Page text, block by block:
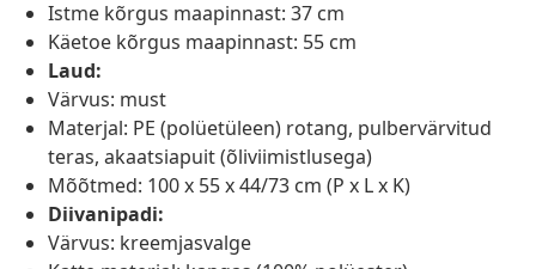
Istme kõrgus maapinnast: 37 cm
Käetoe kõrgus maapinnast: 55 cm
Laud:
Värvus: must
Materjal: PE (polüetüleen) rotang, pulbervärvitud
teras, akaatsiapuit (õliviimistlusega)
Mõõtmed: 100 x 55 x 44/73 cm (P x L x K)
Diivanipadi:
Värvus: kreemjasvalge